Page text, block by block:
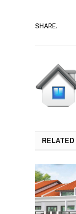
SHARE.
RELATED